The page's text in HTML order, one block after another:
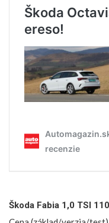
Škoda Fabia 1,0 TSI